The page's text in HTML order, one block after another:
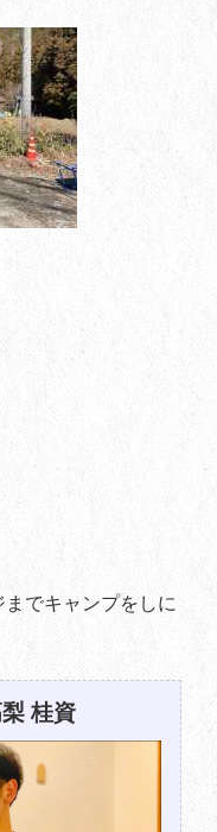
でキャンプをしに
桂資